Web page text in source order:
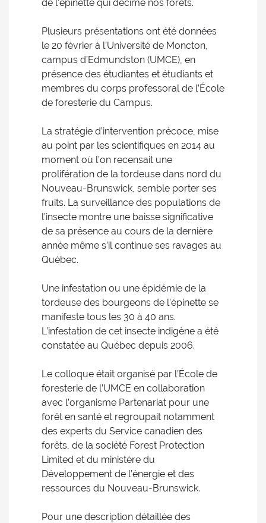
de l’épinette qui décime nos forêts.
Plusieurs présentations ont été données
le 20 février à l’Université de Moncton,
campus d’Edmundston (UMCE), en
présence des étudiantes et étudiants et
membres du corps professoral de l’École
de foresterie du Campus.
La stratégie d’intervention précoce, mise
au point par les scientifiques en 2014 au
moment où l’on recensait une
prolifération de la tordeuse dans nord du
Nouveau-Brunswick, semble porter ses
fruits. La surveillance des populations de
l’insecte montre une baisse significative
de sa présence au cours de la dernière
année même s’il continue ses ravages au
Québec.
Une infestation ou une épidémie de la
tordeuse des bourgeons de l’épinette se
manifeste tous les 30 à 40 ans.
L’infestation de cet insecte indigène a été
constatée au Québec depuis 2006.
Le colloque était organisé par l’École de
foresterie de l’UMCE en collaboration
avec l’organisme Partenariat pour une
forêt en santé et regroupait notamment
des experts du Service canadien des
forêts, de la société Forest Protection
Limited et du ministère du
Développement de l’énergie et des
ressources du Nouveau-Brunswick.
Pour une description détaillée des